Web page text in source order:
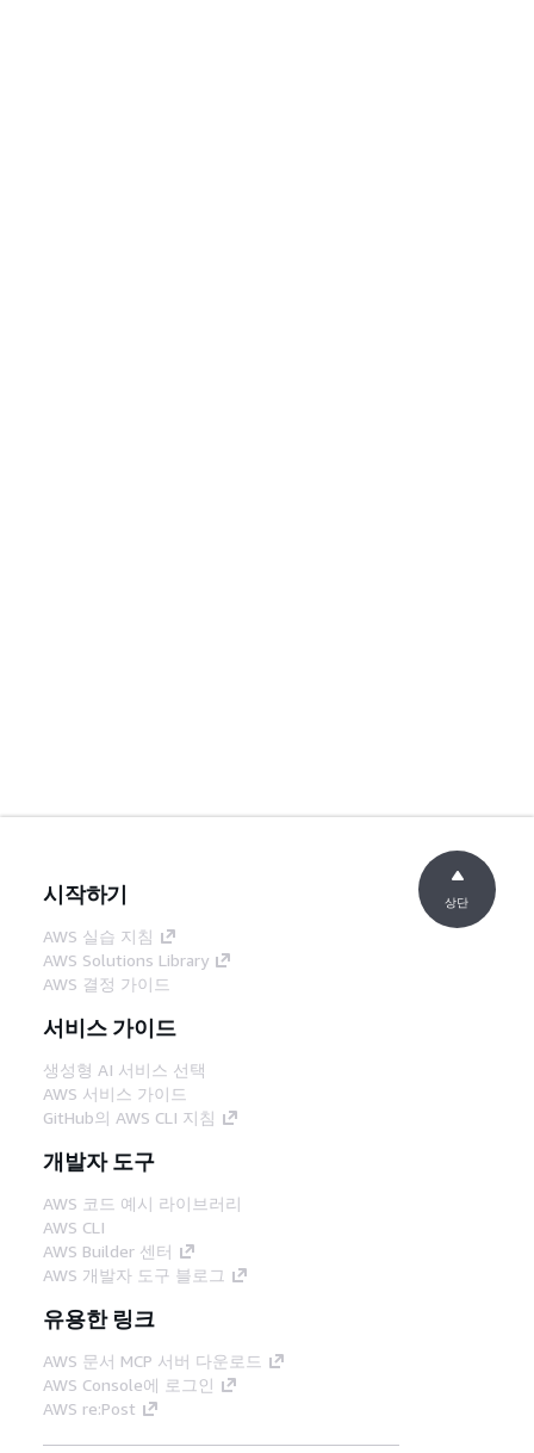
시작하기
AWS 실습 지침
AWS Solutions Library
AWS 결정 가이드
서비스 가이드
생성형 AI 서비스 선택
AWS 서비스 가이드
GitHub의 AWS CLI 지침
개발자 도구
AWS 코드 예시 라이브러리
AWS CLI
AWS Builder 센터
AWS 개발자 도구 블로그
유용한 링크
AWS 문서 MCP 서버 다운로드
AWS Console에 로그인
AWS re:Post
상단